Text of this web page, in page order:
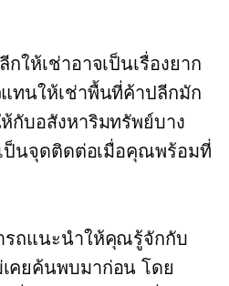
ให้เช่าอาจเป็นเรื่องยาก
ทนให้เช่าพื้นที่ค้าปลีกมัก
กับอสังหาริมทรัพย์บาง
ป็นจุดติดต่อเมื่อคุณพร้อมที่
รถแนะนำให้คุณรู้จักกับ
ยค้นพบมาก่อน โดย